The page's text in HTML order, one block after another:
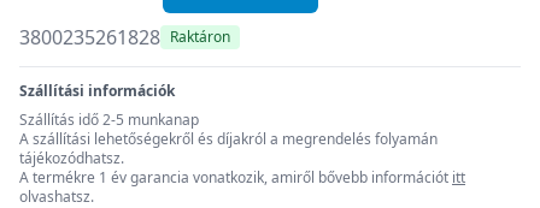
3800235261828 Raktáron
Szállítási információk
Szállítás idő 2-5 munkanap
A szállítási lehetőségekről és díjakról a megrendelés folyamán
tájékozódhatsz.
A termékre 1 év garancia vonatkozik, amiről bővebb információt itt
olvashatsz.